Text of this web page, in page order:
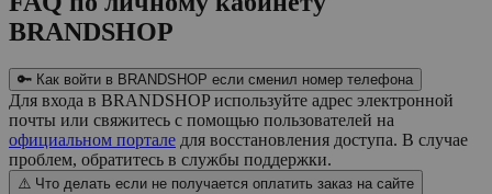
BRANDSHOP
🔑 Как войти в BRANDSHOP если сменил номер телефона
Для входа в BRANDSHOP используйте адрес электронной
почты или свяжитесь с помощью пользователей на
официальном портале для восстановления доступа. В случае
проблем, обратитесь в службы поддержки.
⚠️ Что делать если не получается оплатить заказ на сайте